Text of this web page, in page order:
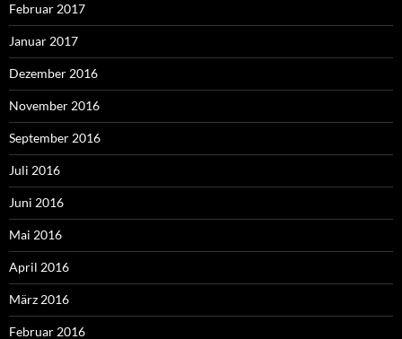
Februar 2017
Januar 2017
Dezember 2016
November 2016
September 2016
Juli 2016
Juni 2016
Mai 2016
April 2016
März 2016
Februar 2016